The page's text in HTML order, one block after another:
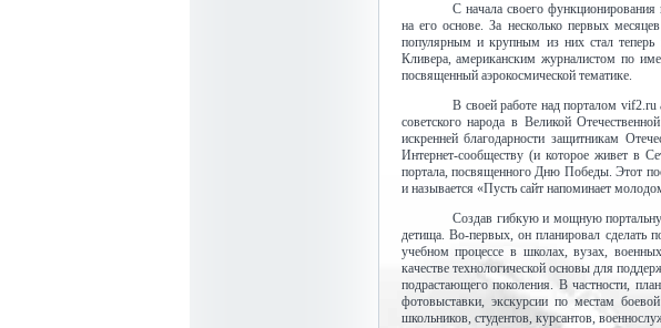
С начала своего
на его основе. За несколько первых
популярным и крупным из них стал теперь
Кливера, американским журналистом по
посвященный аэрокосмической тематике.
В своей работе над порталом
советского народа в Великой
искренней благодарности защитникам
Интернет-сообществу (и которое живет в
портала, посвященного Дню Победы. Этот
и называется «Пусть сайт напоминает
Создав гибкую и мощную
детища. Во-первых, он планировал сделать
учебном процессе в школах, вузах,
качестве технологической основы для
подрастающего поколения. В частности,
фотовыставки, экскурсии по местам
школьников, студентов, курсантов,